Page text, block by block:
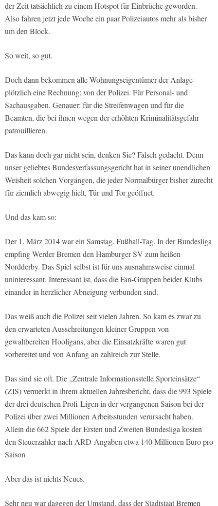
der Zeit tatsächlich zu einem Hotspot für Einbrüche geworden.
Also fahren jetzt jede Woche ein paar Polizeiautos mehr als bisher
um den Block.
So weit, so gut.
Doch dann bekommen alle Wohnungseigentümer der Anlage
plötzlich eine Rechnung: von der Polizei. Für Personal- und
Sachausgaben. Genauer: für die Streifenwagen und für die
Beamten, die bei ihnen wegen der erhöhten Kriminalitätsgefahr
patrouillieren.
Das kann doch gar nicht sein, denken Sie? Falsch gedacht. Denn
unser geliebtes Bundesverfassungsgericht hat in seiner unendlichen
Weisheit solchen Vorgängen, die jeder Normalbürger bisher zurecht
für ziemlich abwegig hielt, Tür und Tor geöffnet.
Und das kam so:
Der 1. März 2014 war ein Samstag. Fußball-Tag. In der Bundesliga
empfing Werder Bremen den Hamburger SV zum heißen
Nordderby. Das Spiel selbst ist für uns ausnahmsweise einmal
uninteressant. Interessant ist, dass die Fan-Gruppen beider Klubs
einander in herzlicher Abneigung verbunden sind.
Das weiß auch die Polizei seit vielen Jahren. So kam es zwar zu
den erwarteten Ausschreitungen kleiner Gruppen von
gewaltbereiten Hooligans, aber die Einsatzkräfte waren gut
vorbereitet und von Anfang an zahlreich zur Stelle.
Das sind sie oft. Die „Zentrale Informationsstelle Sporteinsätze“
(ZIS) vermerkt in ihrem aktuellen Jahresbericht, dass die 993 Spiele
der drei deutschen Profi-Ligen in der vergangenen Saison bei der
Polizei über zwei Millionen Arbeitsstunden verursacht haben.
Allein die 662 Spiele der Ersten und Zweiten Bundesliga kosten
den Steuerzahler nach ARD-Angaben etwa 140 Millionen Euro pro
Saison
Aber das ist nichts Neues.
Sehr neu war dagegen der Umstand, dass der Stadtstaat Bremen